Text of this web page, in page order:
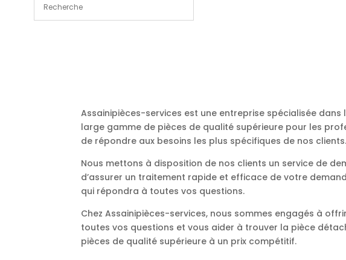
Assainipièces-services est une entreprise spécialisée
large gamme de pièces de qualité supérieure pour les
de répondre aux besoins les plus spécifiques de nos clients.
Nous mettons à disposition de nos clients un service de
d’assurer un traitement rapide et efficace de votre
qui répondra à toutes vos questions.
Chez Assainipièces-services, nous sommes engagés à
toutes vos questions et vous aider à trouver la pièce
pièces de qualité supérieure à un prix compétitif.